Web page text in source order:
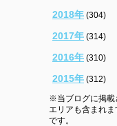
2018年 (304)
2017年 (314)
2016年 (310)
2015年 (312)
※当ブログに掲載
エリアも含まれ
です。